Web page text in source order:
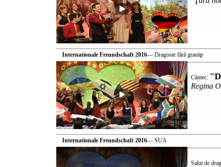
Internationale Freundschaft 2016— Dragoste fără graniţe
Cântec:
Regina
Internationale Freundschaft 2016— SUA
Salut de